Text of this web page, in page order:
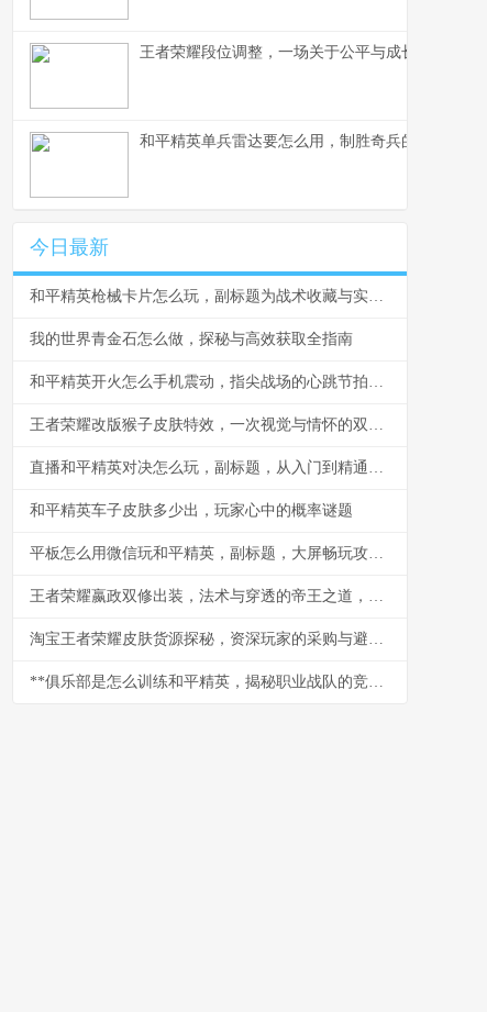
王者荣耀段位调整，一场关于公平与成长的博弈
和平精英单兵雷达要怎么用，制胜奇兵的信号艺术
今日最新
和平精英枪械卡片怎么玩，副标题为战术收藏与实战博弈指南
我的世界青金石怎么做，探秘与高效获取全指南
和平精英开火怎么手机震动，指尖战场的心跳节拍副标题
王者荣耀改版猴子皮肤特效，一次视觉与情怀的双重革新，副标题，美猴王新装踏碎凌霄
直播和平精英对决怎么玩，副标题，从入门到精通的心法分享
和平精英车子皮肤多少出，玩家心中的概率谜题
平板怎么用微信玩和平精英，副标题，大屏畅玩攻略与社交技巧
王者荣耀嬴政双修出装，法术与穿透的帝王之道，副标题，双剑合璧掌控中路战场
淘宝王者荣耀皮肤货源探秘，资深玩家的采购与避坑指南
**俱乐部是怎么训练和平精英，揭秘职业战队的竞技之道副标题**